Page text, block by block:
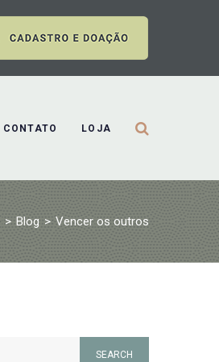
CONTATO LOJA
> Blog > Vencer os outros
SEARCH